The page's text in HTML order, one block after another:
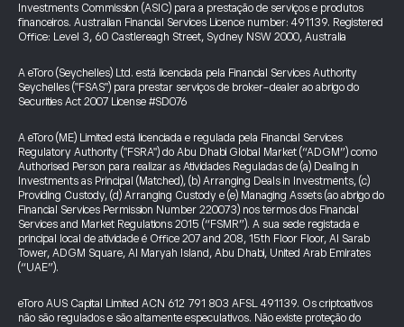
Investments Commission (ASIC) para a prestação de serviços e produtos
financeiros. Australian Financial Services Licence number: 491139. Registered
Office: Level 3, 60 Castlereagh Street, Sydney NSW 2000, Australia
A eToro (Seychelles) Ltd. está licenciada pela Financial Services Authority
Seychelles ("FSAS") para prestar serviços de broker-dealer ao abrigo do
Securities Act 2007 License #SD076
A eToro (ME) Limited está licenciada e regulada pela Financial Services
Regulatory Authority ("FSRA") do Abu Dhabi Global Market (“ADGM”) como
Authorised Person para realizar as Atividades Reguladas de (a) Dealing in
Investments as Principal (Matched), (b) Arranging Deals in Investments, (c)
Providing Custody, (d) Arranging Custody e (e) Managing Assets (ao abrigo do
Financial Services Permission Number 220073) nos termos dos Financial
Services and Market Regulations 2015 (“FSMR”). A sua sede registada e
principal local de atividade é Office 207 and 208, 15th Floor Floor, Al Sarab
Tower, ADGM Square, Al Maryah Island, Abu Dhabi, United Arab Emirates
(“UAE”).
eToro AUS Capital Limited ACN 612 791 803 AFSL 491139. Os criptoativos
não são regulados e são altamente especulativos. Não existe proteção do